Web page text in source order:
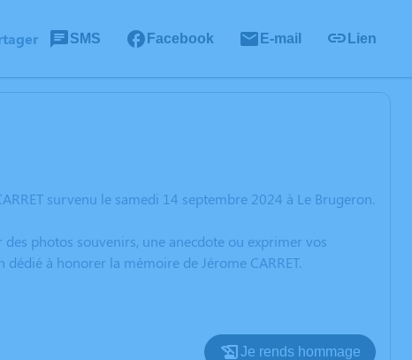
SMS Facebook E-mail Lien
survenu le samedi 14 septembre 2024 à Le Brugeron.
photos souvenirs, une anecdote ou exprimer vos
à honorer la mémoire de Jérome CARRET.
Je rends hommage